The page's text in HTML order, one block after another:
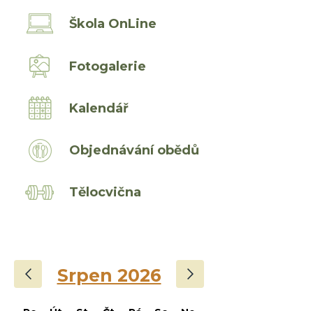
Škola OnLine
Fotogalerie
Kalendář
Objednávání obědů
Tělocvična
Srpen 2026